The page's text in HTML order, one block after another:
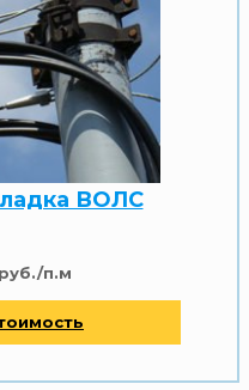
ВОЛС
руб./п.м